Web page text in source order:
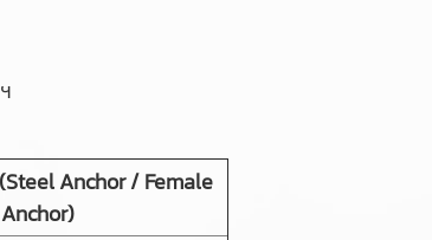
Anchor / Female
Anchor)